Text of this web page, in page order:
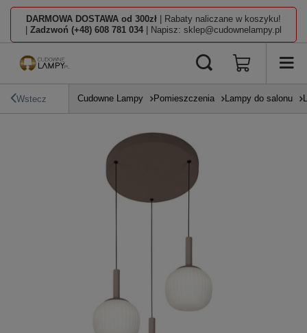
DARMOWA DOSTAWA od 300zł | Rabaty naliczane w koszyku!
Zadzwoń (+48) 608 781 034 | Napisz: sklep@cudownelampy.pl
Wstecz Cudowne Lampy Pomieszczenia Lampy do salonu